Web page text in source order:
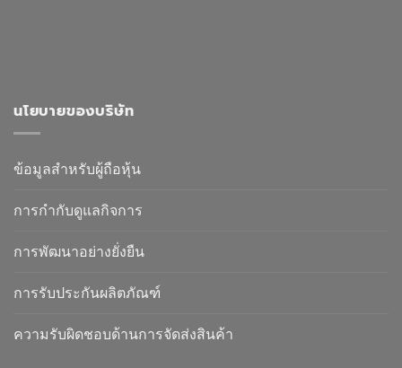
นโยบายของบริษัท
ข้อมูลสำหรับผู้ถือหุ้น
การกำกับดูแลกิจการ
การพัฒนาอย่างยั่งยืน
การรับประกันผลิตภัณฑ์
ความรับผิดชอบด้านการจัดส่งสินค้า